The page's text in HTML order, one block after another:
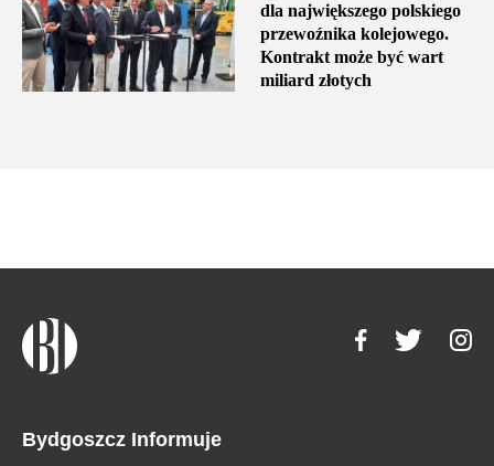
dla największego polskiego
przewoźnika kolejowego.
Kontrakt może być wart
miliard złotych
Bydgoszcz Informuje